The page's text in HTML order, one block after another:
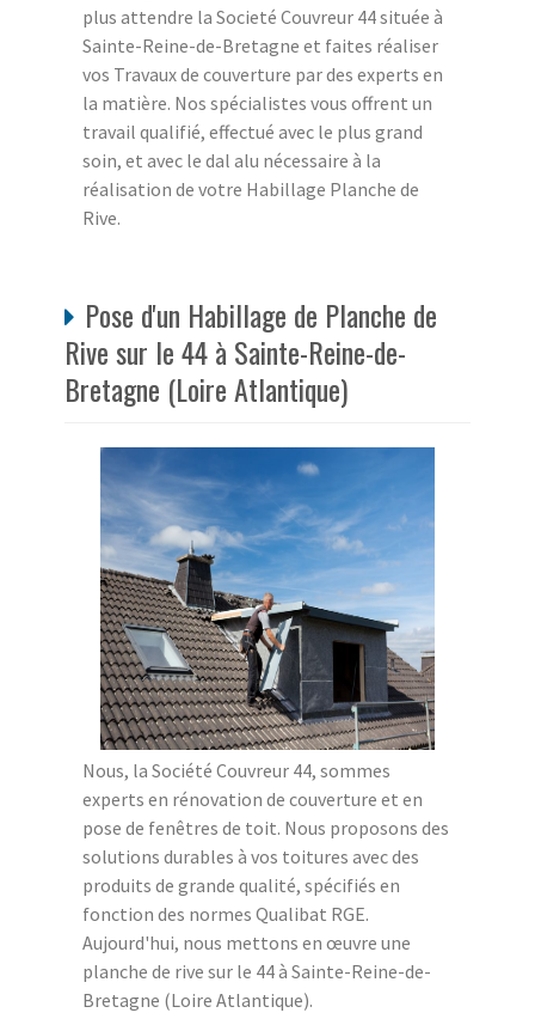
plus attendre la Societé Couvreur 44 située à
Sainte-Reine-de-Bretagne et faites réaliser
vos Travaux de couverture par des experts en
la matière. Nos spécialistes vous offrent un
travail qualifié, effectué avec le plus grand
soin, et avec le dal alu nécessaire à la
réalisation de votre Habillage Planche de
Rive.
Pose d'un Habillage de Planche de
Rive sur le 44 à Sainte-Reine-de-
Bretagne (Loire Atlantique)
Nous, la Société Couvreur 44, sommes
experts en rénovation de couverture et en
pose de fenêtres de toit. Nous proposons des
solutions durables à vos toitures avec des
produits de grande qualité, spécifiés en
fonction des normes Qualibat RGE.
Aujourd'hui, nous mettons en œuvre une
planche de rive sur le 44 à Sainte-Reine-de-
Bretagne (Loire Atlantique).